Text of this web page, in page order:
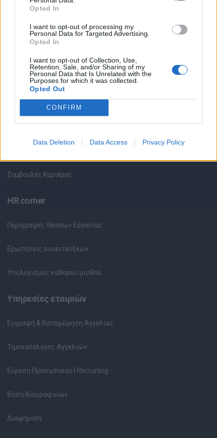
Opted In
I want to opt-out of processing my
Personal Data for Targeted Advertising.
Opted In
I want to opt-out of Collection, Use,
Retention, Sale, and/or Sharing of my
Personal Data that Is Unrelated with the
Purposes for which it was collected.
Opted Out
CONFIRM
Data Deletion Data Access Privacy Policy
Θέσεις εργασίας
Όλες οι Θέσεις Εργασίας
Θέσεις Εργασίας ανά Εταιρεία
Κέντρο Βοήθειας
Υπηρεσίες υποψηφίων
Συμβουλές Καριέρας
HR corner
Περιγραφές Θέσεων Εργασίας
Ερωτήσεις συνεντεύξεων
Υπολογισμός καθαρού μισθού
Υπηρεσίες εταιριών
Εγγραφή & Καταχώρηση Αγγελίας
Τιμοκατάλογος Αγγελιών
Εύρεση Προσωπικού | Recruiting
Βάση Βιογραφικών
Διαφήμιση